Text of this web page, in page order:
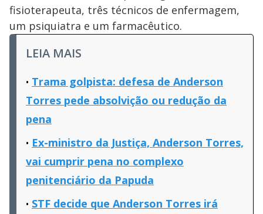
fisioterapeuta, três técnicos de enfermagem,
um psiquiatra e um farmacêutico.
LEIA MAIS
Trama golpista: defesa de Anderson
Torres pede absolvição ou redução da
pena
Ex-ministro da Justiça, Anderson Torres,
vai cumprir pena no complexo
penitenciário da Papuda
STF decide que Anderson Torres irá